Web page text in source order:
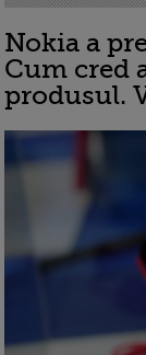
Nokia a
Cum cred
produsul.